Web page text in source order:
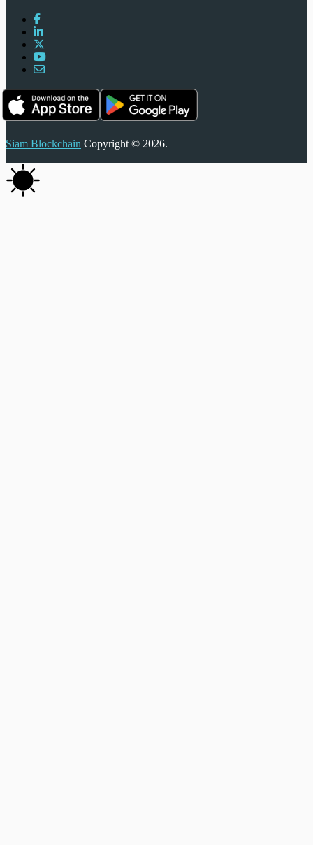
Siam Blockchain Copyright © 2026.